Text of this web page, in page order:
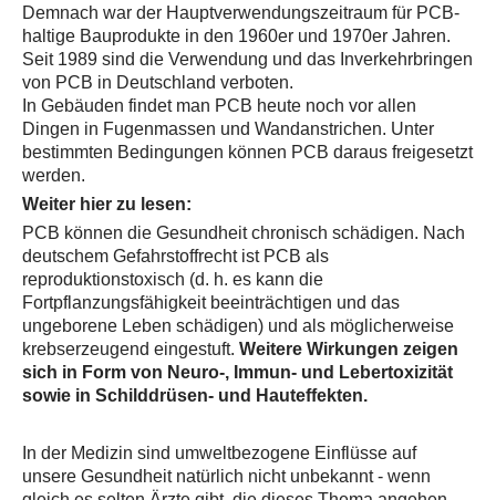
Demnach war der Hauptverwendungszeitraum für PCB-
haltige Bauprodukte in den 1960er und 1970er Jahren.
Seit 1989 sind die Verwendung und das Inverkehrbringen
von PCB in Deutschland verboten.
In Gebäuden findet man PCB heute noch vor allen
Dingen in Fugenmassen und Wandanstrichen. Unter
bestimmten Bedingungen können PCB daraus freigesetzt
werden.
Weiter hier zu lesen:
PCB können die Gesundheit chronisch schädigen. Nach
deutschem Gefahrstoffrecht ist PCB als
reproduktionstoxisch (d. h. es kann die
Fortpflanzungsfähigkeit beeinträchtigen und das
ungeborene Leben schädigen) und als möglicherweise
krebserzeugend eingestuft. Weitere Wirkungen zeigen
sich in Form von Neuro-, Immun- und Lebertoxizität
sowie in Schilddrüsen- und Hauteffekten.
In der Medizin sind umweltbezogene Einflüsse auf
unsere Gesundheit natürlich nicht unbekannt - wenn